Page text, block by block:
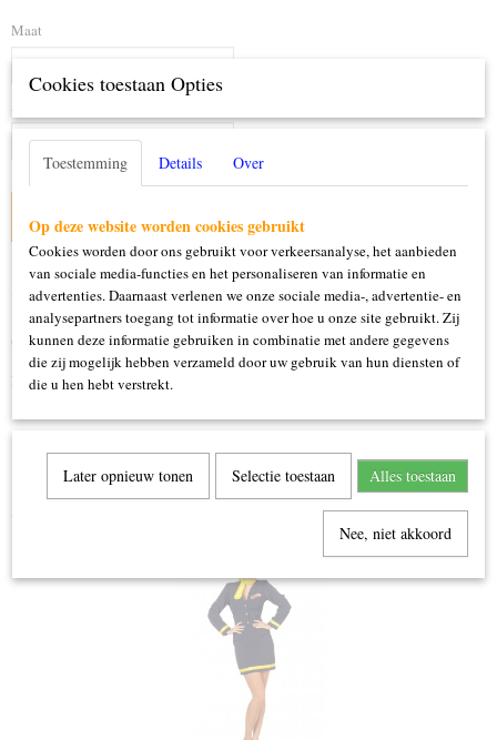
Maat
Aantal
IN WINKELWAGEN
Specificaties
Productcode
583-202
Omschrijving
Deel/delen: jurk/riem
Ook interessant
Cookies toestaan Opties
Toestemming Details Over
Op deze website worden cookies gebruikt
Cookies worden door ons gebruikt voor verkeersanalyse, het aanbieden
van sociale media-functies en het personaliseren van informatie en
advertenties. Daarnaast verlenen we onze sociale media-, advertentie- en
analysepartners toegang tot informatie over hoe u onze site gebruikt. Zij
kunnen deze informatie gebruiken in combinatie met andere gegevens
die zij mogelijk hebben verzameld door uw gebruik van hun diensten of
die u hen hebt verstrekt.
Later opnieuw tonen Selectie toestaan Alles toestaan
Nee, niet akkoord